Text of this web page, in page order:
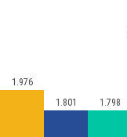
1.976
1.801
1.798